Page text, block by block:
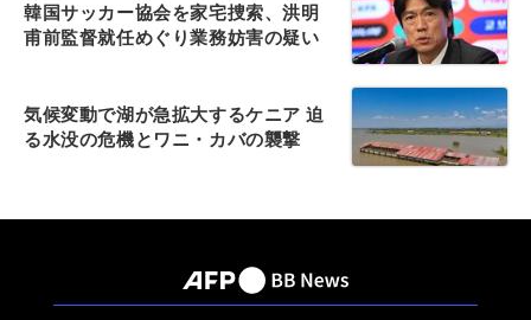
韓国サッカー協会を家宅捜索、洪明
甫前監督就任めぐり業務妨害の疑い
気候変動で湖が急拡大するケニア 迫
る水没の危機とワニ・カバの襲撃